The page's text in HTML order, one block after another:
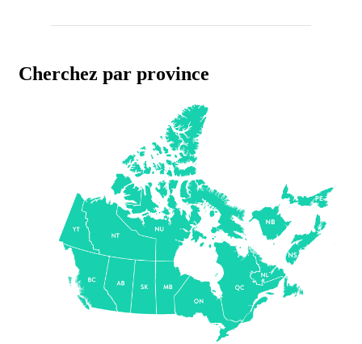
Subvention pour bornes de recharge en Saskatchewan
Subvention pour bornes de recharge au Yukon
Cherchez par province